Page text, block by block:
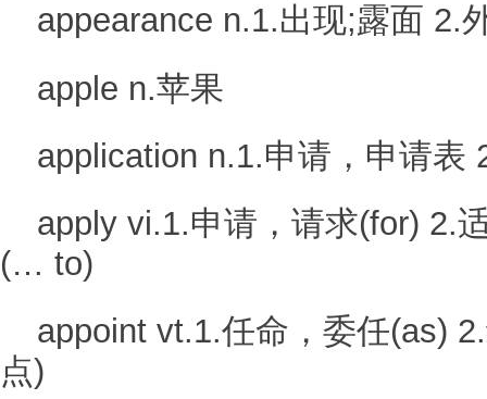
appearance n.1.出现;露面 2.
apple n.苹果
application n.1.申请，申请表
apply vi.1.申请，请求(for) 2.
(… to)
appoint vt.1.任命，委任(as)
点)